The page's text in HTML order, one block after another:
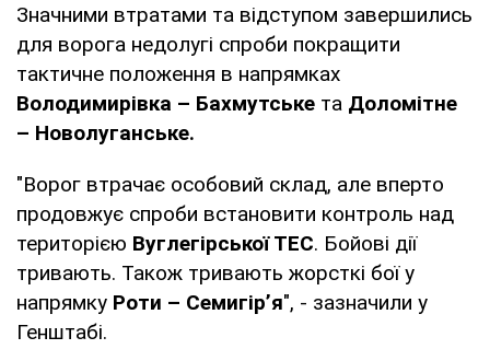
Значними втратами та відступом завершились
для ворога недолугі спроби покращити
тактичне положення в напрямках
Володимирівка – Бахмутське та Доломітне
– Новолуганське.
"Ворог втрачає особовий склад, але вперто
продовжує спроби встановити контроль над
територією Вуглегірської ТЕС. Бойові дії
тривають. Також тривають жорсткі бої у
напрямку Роти – Семигір’я", - зазначили у
Генштабі.